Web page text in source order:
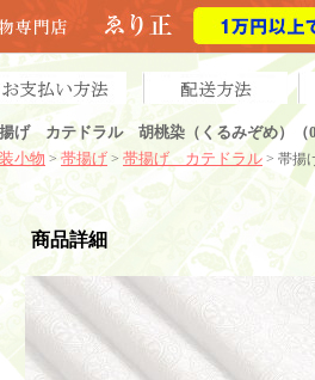
げ カテドラル 胡桃染（くるみぞめ）（
小物 > 帯揚げ > 帯揚げ カテドラル > 帯揚
商品詳細